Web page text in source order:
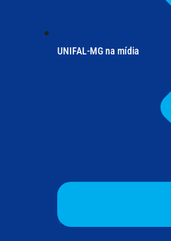
UNIFAL-MG na mídia